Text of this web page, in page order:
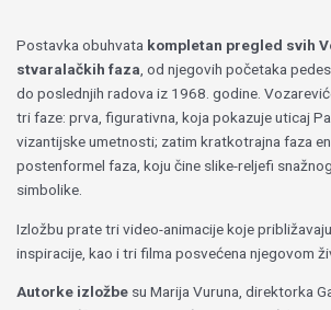
Postavka obuhvata kompletan pregled svih
stvaralačkih faza , od njegovih početaka
do poslednjih radova iz 1968. godine.
tri faze: prva, figurativna, koja pokazuje uticaj
vizantijske umetnosti; zatim kratkotrajna faza
postenformel faza, koju čine slike-reljefi
simbolike.
Izložbu prate tri video-animacije koje
inspiracije, kao i tri filma posvećena njegovom
Autorke izložbe su Marija Vuruna, direktorka